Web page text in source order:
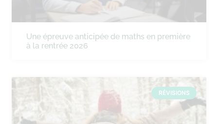
Une épreuve anticipée de maths en première
à la rentrée 2026
RÉVISIONS